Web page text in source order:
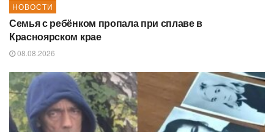
НОВОСТИ
Семья с ребёнком пропала при сплаве в
Красноярском крае
08.08.2026